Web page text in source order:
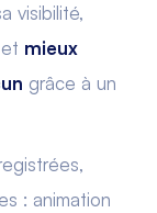
visibilité,
mieux
grâce à un
: animation